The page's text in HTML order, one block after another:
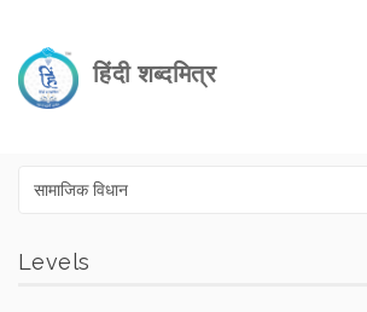
हिंदी शब्दमित्र
Levels